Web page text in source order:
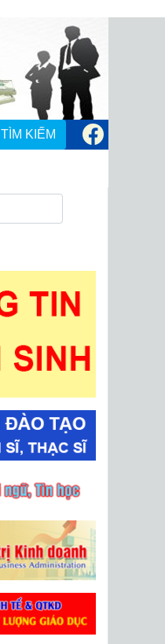
TÌM KIẾM